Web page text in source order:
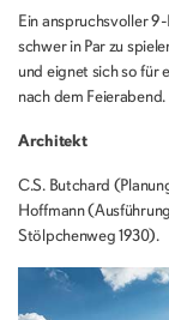
Ein anspruchsvoller
schwer in Par zu
und eignet sich so für
nach dem Feierabend.
Architekt
C.S. Butchard
Hoffmann
Stölpchenweg 1930).